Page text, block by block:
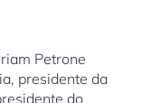
Petrone
presidente da
do